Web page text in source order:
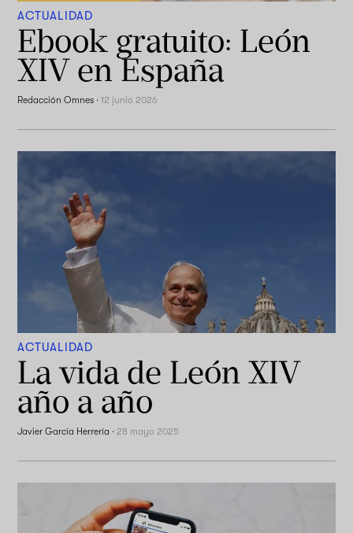
ACTUALIDAD
Ebook gratuito: León
XIV en España
Redacción Omnes ·12 junio 2026
ACTUALIDAD
La vida de León XIV
año a año
Javier García Herrería ·28 mayo 2025